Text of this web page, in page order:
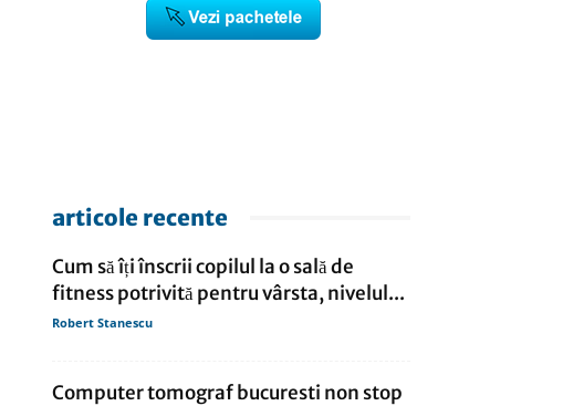
articole recente
Cum să îți înscrii copilul la o sală de
fitness potrivită pentru vârsta, nivelul...
Robert Stanescu
Computer tomograf bucuresti non stop